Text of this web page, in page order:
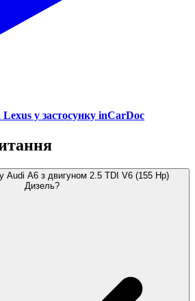
Lexus у застосунку inCarDoc
Audi A6 з двигуном 2.5 TDI V6 (155 Hp)
Дизель?